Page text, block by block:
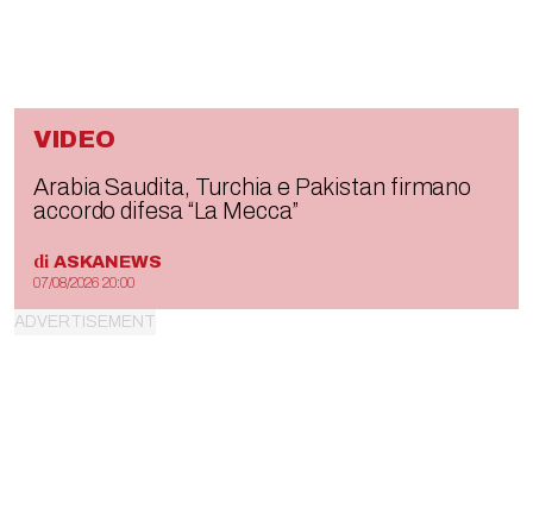
VIDEO
Arabia Saudita, Turchia e Pakistan firmano
accordo difesa “La Mecca”
di ASKANEWS
07/08/2026 20:00